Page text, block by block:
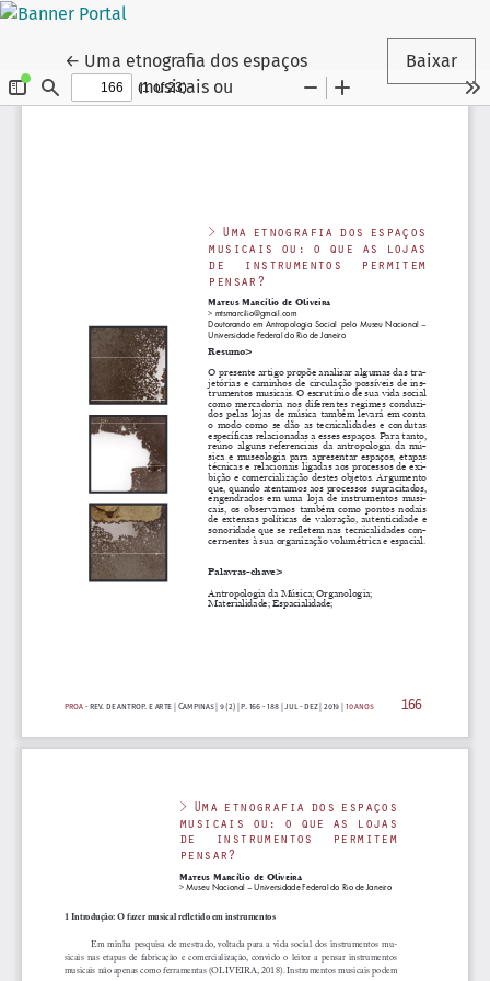
← Voltar aos Detalhes do Artigo
Uma etnografia dos espaços
musicais ou
Baixar